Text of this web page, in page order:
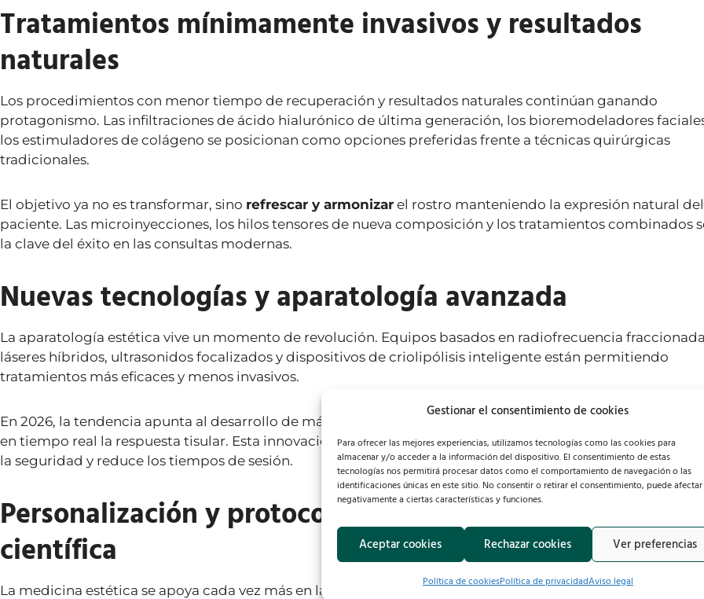
Gestionar el consentimiento de cookies
Para ofrecer las mejores experiencias, utilizamos tecnologías como las cookies para
almacenar y/o acceder a la información del dispositivo. El consentimiento de estas
tecnologías nos permitirá procesar datos como el comportamiento de navegación o las
identificaciones únicas en este sitio. No consentir o retirar el consentimiento, puede afectar
negativamente a ciertas características y funciones.
Aceptar cookies Rechazar cookies Ver preferencias
Política de cookiesPolítica de privacidadAviso legal
Tratamientos mínimamente invasivos y resultados
naturales
Los procedimientos con menor tiempo de recuperación y resultados naturales continúan ganando
protagonismo. Las infiltraciones de ácido hialurónico de última generación, los bioremodeladores
los estimuladores de colágeno se posicionan como opciones preferidas frente a técnicas quirúrgicas
tradicionales.
El objetivo ya no es transformar, sino refrescar y armonizar el rostro manteniendo la expresión natural del
paciente. Las microinyecciones, los hilos tensores de nueva composición y los tratamientos combinados
la clave del éxito en las consultas modernas.
Nuevas tecnologías y aparatología avanzada
La aparatología estética vive un momento de revolución. Equipos basados en radiofrecuencia
láseres híbridos, ultrasonidos focalizados y dispositivos de criolipólisis inteligente están permitiendo
tratamientos más eficaces y menos invasivos.
En 2026, la tendencia apunta al desarrollo de máquinas multifunción con sensores de precisión que
en tiempo real la respuesta tisular. Esta innovación no solo mejora los resultados, sino que también
la seguridad y reduce los tiempos de sesión.
Personalización y protocolos basados en evidencia
científica
La medicina estética se apoya cada vez más en la evidencia científica y en el análisis individualizado del